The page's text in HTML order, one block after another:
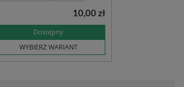
Dostępny
WYBIERZ WARIANT
10,00 zł